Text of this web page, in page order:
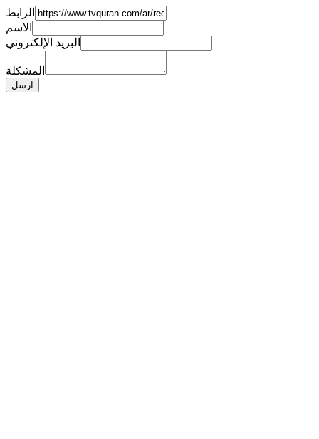
الرابط
الاسم
البريد الإلكتروني
المشكلة
ارسل